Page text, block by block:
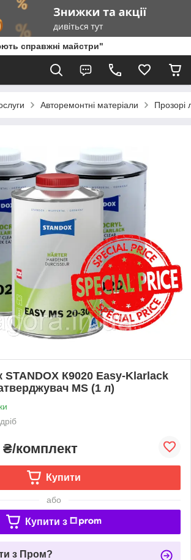
справжні майстри"
Авторемонтні матеріали Прозорі
STANDOX К9020 Easy-Klarlack
MS (1 л)
₴/комплект
Купити
або
Купити з
з Пром?